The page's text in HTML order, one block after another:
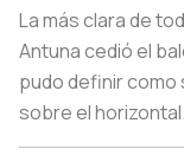
La más clara de
Antuna cedió el
pudo definir como
sobre el horizontal.